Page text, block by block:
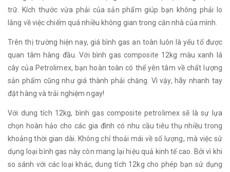
trữ. Kích thước vừa phải của sản phẩm giúp bạn không phải lo
lắng về việc chiếm quá nhiều không gian trong căn nhà của mình.
Trên thị trường hiện nay, giá bình gas an toàn luôn là yếu tố được
quan tâm hàng đầu. Với bình gas composite 12kg màu xanh lá
cây của Petrolimex, bạn hoàn toàn có thể yên tâm về chất lượng
sản phẩm cũng như giá thành phải chăng. Vì vậy, hãy nhanh tay
đặt hàng và trải nghiệm ngay!
Với dung tích 12kg, bình gas composite petrolimex sẽ là sự lựa
chọn hoàn hảo cho các gia đình có nhu cầu tiêu thụ nhiều trong
khoảng thời gian dài. Không chỉ thoải mái về số lượng, mà việc sử
dụng loại bình gas này còn mang lại hiệu quả kinh tế cao. Bởi vì khi
so sánh với các loại khác, dung tích 12kg cho phép bạn sử dụng